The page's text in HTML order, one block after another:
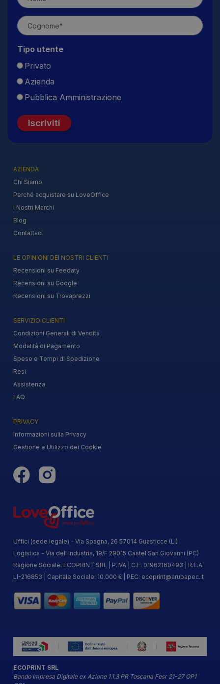
Tipo utente
Privato
Azienda
Pubblica Amministrazione
Iscriviti
AZIENDA
Chi Siamo
Perché acquistare su LoveOffice
I Nostri Marchi
Blog
Contattaci
LE OPINIONI DEI NOSTRI CLIENTI
Recensioni su Feedaty
Recensioni su Google
Recensioni su Trovaprezzi
SERVIZIO CLIENTI
Condizioni Generali di Vendita
Modalità di Pagamento
Spese e Tempi di Spedizione
Resi
Assistenza
FAQ
PRIVACY
Informazioni sulla Privacy
Gestione e Utilizzo dei Cookie
Uffici (sede legale) - Via Spagna, 26 57014 Guasticce (LI)
Logistica - Via dell Industria, 19/F 29015 Castel San Giovanni (PC)
Ragione Sociale: ECOPRINT SRL | P.IVA | C.F. 01962160493 | R.E.A:
LI-216853 | Capitale Sociale: 10.000 € | PEC: ecoprint@arubapec.it
ECOPRINT SRL
Bando Impresa Digitale ex Azione 1.1.3 PR Toscana Fesr 21-27 OP1